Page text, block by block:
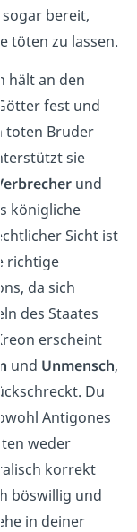
bereit,
töten zu lassen.
hält an den
fest und
toten Bruder
sie
Verbrecher und
königliche
Sicht ist
richtige
da sich
des Staates
erscheint
und Unmensch,
Du
Antigones
weder
korrekt
böswillig und
in deiner